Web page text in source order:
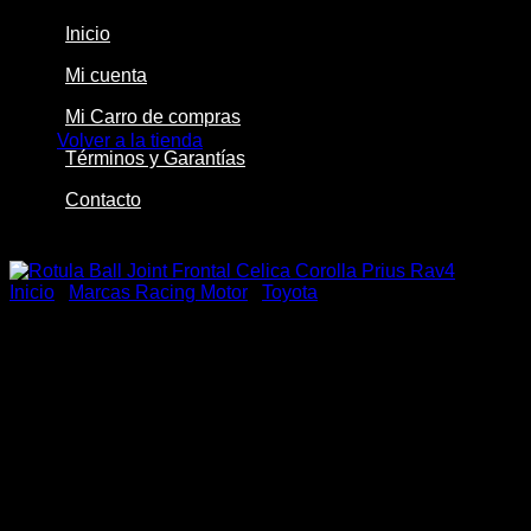
Volver a la tienda
Inicio
Mi cuenta
Mi Carro de compras
Términos y Garantías
Contacto
Inicio Marcas Racing Motor Toyota